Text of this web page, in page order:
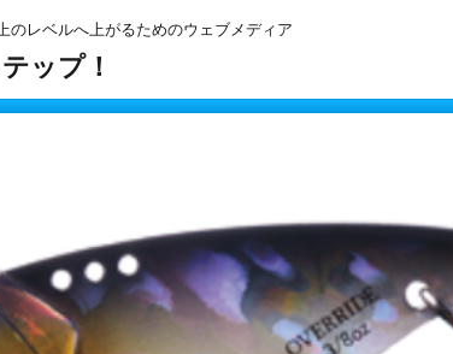
のレベルへ上がるためのウェブメディア
ップ！